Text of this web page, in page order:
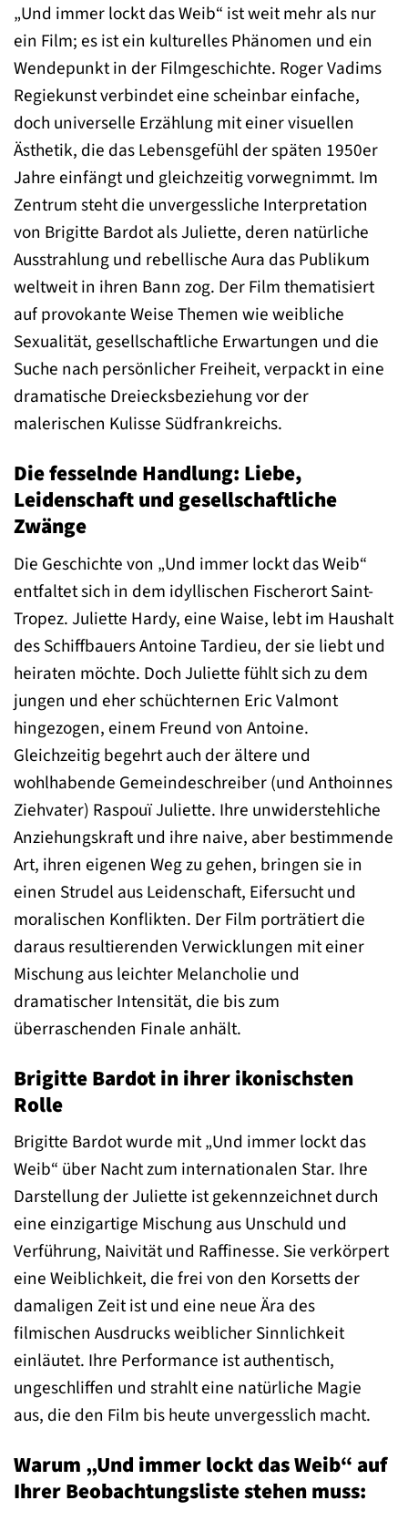
„Und immer lockt das Weib“ ist weit mehr als nur
ein Film; es ist ein kulturelles Phänomen und ein
Wendepunkt in der Filmgeschichte. Roger Vadims
Regiekunst verbindet eine scheinbar einfache,
doch universelle Erzählung mit einer visuellen
Ästhetik, die das Lebensgefühl der späten 1950er
Jahre einfängt und gleichzeitig vorwegnimmt. Im
Zentrum steht die unvergessliche Interpretation
von Brigitte Bardot als Juliette, deren natürliche
Ausstrahlung und rebellische Aura das Publikum
weltweit in ihren Bann zog. Der Film thematisiert
auf provokante Weise Themen wie weibliche
Sexualität, gesellschaftliche Erwartungen und die
Suche nach persönlicher Freiheit, verpackt in eine
dramatische Dreiecksbeziehung vor der
malerischen Kulisse Südfrankreichs.
Die fesselnde Handlung: Liebe,
Leidenschaft und gesellschaftliche
Zwänge
Die Geschichte von „Und immer lockt das Weib“
entfaltet sich in dem idyllischen Fischerort Saint-
Tropez. Juliette Hardy, eine Waise, lebt im Haushalt
des Schiffbauers Antoine Tardieu, der sie liebt und
heiraten möchte. Doch Juliette fühlt sich zu dem
jungen und eher schüchternen Eric Valmont
hingezogen, einem Freund von Antoine.
Gleichzeitig begehrt auch der ältere und
wohlhabende Gemeindeschreiber (und Anthoinnes
Ziehvater) Raspouï Juliette. Ihre unwiderstehliche
Anziehungskraft und ihre naive, aber bestimmende
Art, ihren eigenen Weg zu gehen, bringen sie in
einen Strudel aus Leidenschaft, Eifersucht und
moralischen Konflikten. Der Film porträtiert die
daraus resultierenden Verwicklungen mit einer
Mischung aus leichter Melancholie und
dramatischer Intensität, die bis zum
überraschenden Finale anhält.
Brigitte Bardot in ihrer ikonischsten
Rolle
Brigitte Bardot wurde mit „Und immer lockt das
Weib“ über Nacht zum internationalen Star. Ihre
Darstellung der Juliette ist gekennzeichnet durch
eine einzigartige Mischung aus Unschuld und
Verführung, Naivität und Raffinesse. Sie verkörpert
eine Weiblichkeit, die frei von den Korsetts der
damaligen Zeit ist und eine neue Ära des
filmischen Ausdrucks weiblicher Sinnlichkeit
einläutet. Ihre Performance ist authentisch,
ungeschliffen und strahlt eine natürliche Magie
aus, die den Film bis heute unvergesslich macht.
Warum „Und immer lockt das Weib“ auf
Ihrer Beobachtungsliste stehen muss: